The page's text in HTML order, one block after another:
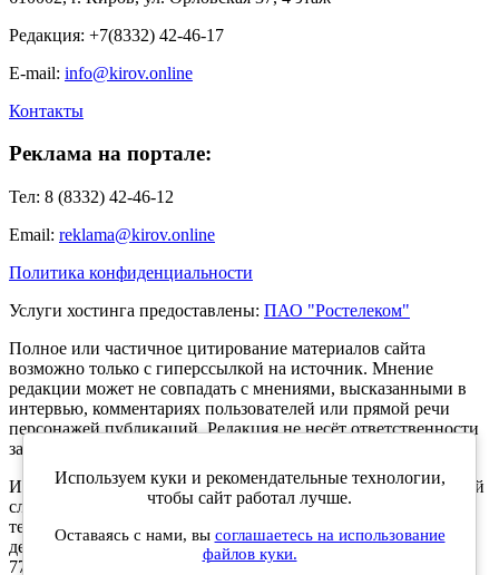
Редакция: +7(8332) 42-46-17
E-mail: info@kirov.online
Контакты
Реклама на портале:
Тел: 8 (8332) 42-46-12
Email: reklama@kirov.online
Политика конфиденциальности
Услуги хостинга предоставлены: ПАО "Ростелеком"
Полное или частичное цитирование материалов сайта
возможно только с гиперссылкой на источник. Мнение
редакции может не совпадать с мнениями, высказанными в
интервью, комментариях пользователей или прямой речи
персонажей публикаций. Редакция не несёт ответственности
за текст комментариев читателей.
Интернет-портал Kirov.online зарегистрирован в Федеральной
службе по надзору в сфере связи, информационных
технологий и массовых коммуникаций (Роскомнадзор) 5
декабря 2019 года. Регистрационный номер ЭЛ № ФС 77 -
77189.
Используем куки и рекомендательные технологии,
чтобы сайт работал лучше.
Оставаясь с нами, вы соглашаетесь на использование
файлов куки.